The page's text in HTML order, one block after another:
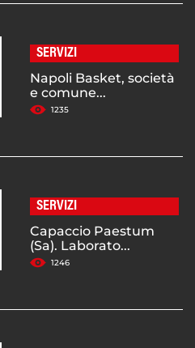
SERVIZI
Napoli Basket, società
e comune...
1235
SERVIZI
Capaccio Paestum
(Sa). Laborato...
1246